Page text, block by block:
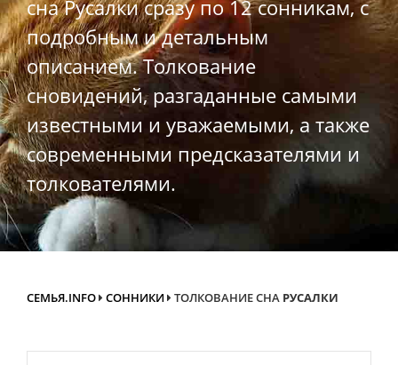
сна Русалки сразу по 12 сонникам, с
подробным и детальным
описанием. Толкование
сновидений, разгаданные самыми
известными и уважаемыми, а также
современными предсказателями и
толкователями.
СЕМЬЯ.INFO СОННИКИ ТОЛКОВАНИЕ СНА РУСАЛКИ